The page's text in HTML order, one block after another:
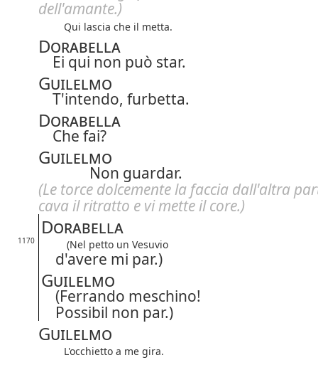
dell'amante.)
Qui lascia che il metta.
Dorabella
Ei qui non può star.
Guilelmo
T'intendo, furbetta.
Dorabella
Che fai?
Guilelmo
Non guardar.
(Le torce dolcemente la faccia dall'altra
cava il ritratto e vi mette il core.)
Dorabella
1170 (Nel petto un Vesuvio
d'avere mi par.)
Guilelmo
(Ferrando meschino!
Possibil non par.)
Guilelmo
L'occhietto a me gira.